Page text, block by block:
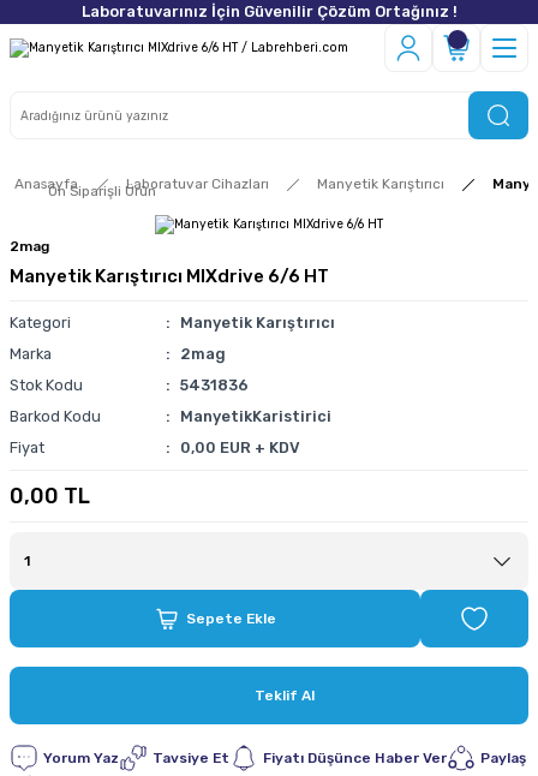
Laboratuvarınız İçin Güvenilir Çözüm Ortağınız !
Anasayfa Laboratuvar Cihazları Manyetik Karıştırıcı
Ön Siparişli Ürün
2mag
Manyetik Karıştırıcı MIXdrive 6/6 HT
Kategori
Manyetik Karıştırıcı
Marka
2mag
Stok Kodu
5431836
Barkod Kodu
ManyetikKaristirici
Fiyat
0,00 EUR + KDV
0,00 TL
Sepete Ekle
Teklif Al
Yorum Yaz Tavsiye Et Fiyatı Düşünce Haber Ver
Paylaş